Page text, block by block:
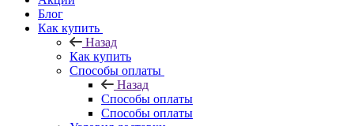
Блог
Как купить
Назад
Как купить
Способы оплаты
Назад
Способы оплаты
Способы оплаты